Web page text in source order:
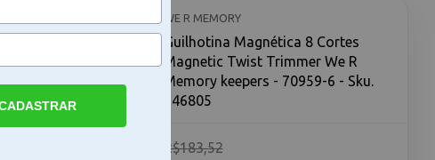
-
WE R MEMORY
Guilhotina Magnética 8 Cortes
Magnetic Twist Trimmer We R
Memory keepers - 70959-6 - Sku.
146805
R$183,52